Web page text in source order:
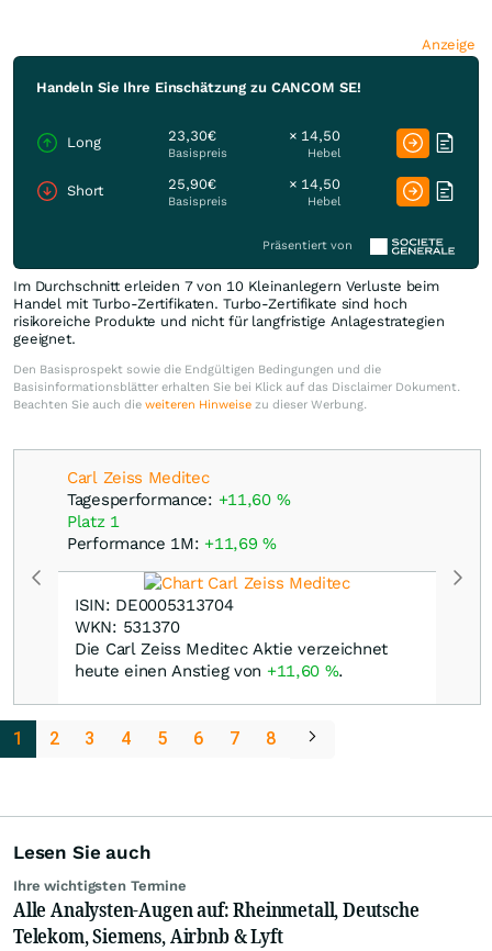
Anzeige
Handeln Sie Ihre Einschätzung zu CANCOM SE!
Long 23,30€
Basispreis
× 14,50
Hebel
Short 25,90€
Basispreis
× 14,50
Hebel
Präsentiert von
Im Durchschnitt erleiden 7 von 10 Kleinanlegern Verluste beim
Handel mit Turbo-Zertifikaten. Turbo-Zertifikate sind hoch
risikoreiche Produkte und nicht für langfristige Anlagestrategien
geeignet.
Den Basisprospekt sowie die Endgültigen Bedingungen und die
Basisinformationsblätter erhalten Sie bei Klick auf das Disclaimer Dokument.
Beachten Sie auch die weiteren Hinweise zu dieser Werbung.
Carl Zeiss Meditec
Tagesperformance: +11,60 %
Platz 1
Performance 1M: +11,69%
ISIN: DE0005313704
WKN: 531370
Die Carl Zeiss Meditec Aktie verzeichnet
heute einen Anstieg von +11,60 %.
1 2 3 4 5 6 7 8
Lesen Sie auch
Ihre wichtigsten Termine
Alle Analysten-Augen auf: Rheinmetall, Deutsche
Telekom, Siemens, Airbnb & Lyft